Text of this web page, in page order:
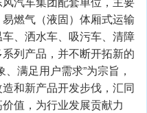
燃气（液固）体厢式运输
、洒水车、吸污车、清障
列产品，并不断开拓新的
满足用户需求”为宗旨，
和新产品开发步伐，汇同
值，为行业发展贡献力